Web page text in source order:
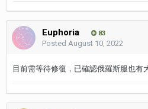
Euphoria 83
Posted August 10, 2022
目前需等待修復，已確認俄羅斯服也有